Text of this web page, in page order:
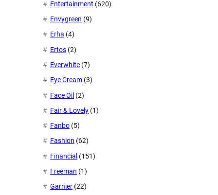
Entertainment (620)
Envygreen (9)
Erha (4)
Ertos (2)
Everwhite (7)
Eye Cream (3)
Face Oil (2)
Fair & Lovely (1)
Fanbo (5)
Fashion (62)
Financial (151)
Freeman (1)
Garnier (22)